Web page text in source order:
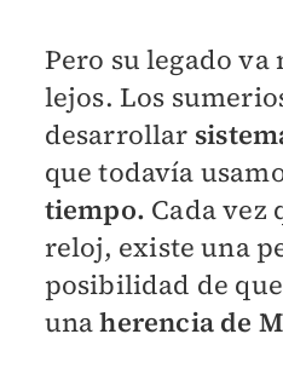
Pero su legado va
lejos. Los
desarrollar
que todavía
tiempo. Cada vez
reloj, existe una
posibilidad de
unaherencia de